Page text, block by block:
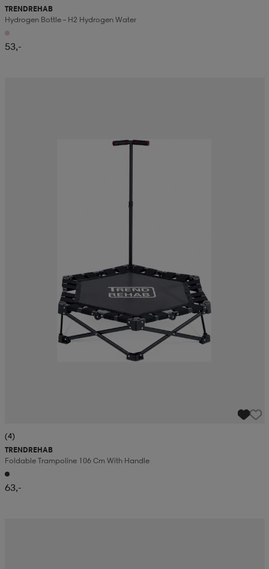
TRENDREHAB
Hydrogen Bottle – H2 Hydrogen Water
53,-
(4)
TRENDREHAB
Foldable Trampoline 106 Cm With Handle
63,-